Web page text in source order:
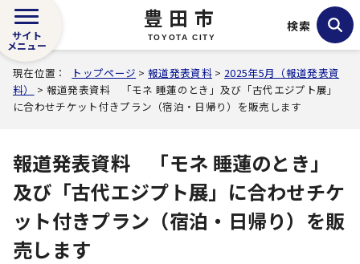
豊田市
TOYOTA CITY
サイト
メニュー
検索
現在位置： トップページ >報道発表資料 >2025年5月（報道発表資
料）
> 報道発表資料 「モネ 睡蓮のとき」及び「古代エジプト展」
に合わせチケット付きプラン（宿泊・日帰り）を販売します
報道発表資料 「モネ 睡蓮のとき」
及び「古代エジプト展」に合わせチケ
ット付きプラン（宿泊・日帰り）を販
売します